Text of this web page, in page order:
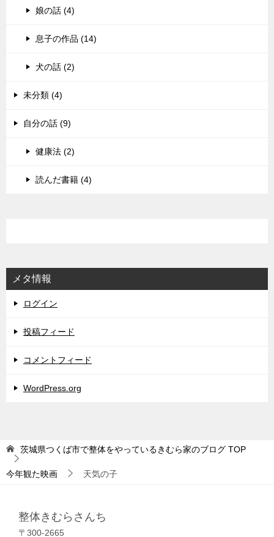
娘の話 (4)
息子の作品 (14)
犬の話 (2)
未分類 (4)
自分の話 (9)
健康法 (2)
読んだ書籍 (4)
メタ情報
ログイン
投稿フィード
コメントフィード
WordPress.org
茨城県つくば市で整体をやっているきむら家のブログ TOP
今年観た映画 天気の子
整体きむらさんち
〒300-2665